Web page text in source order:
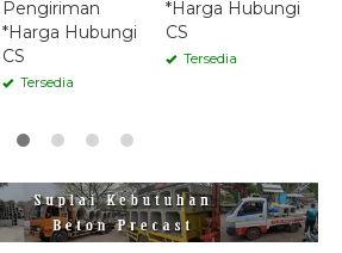
Pengiriman
*Harga Hubungi
CS
Tersedia
*Harga Hubungi
CS
Tersedia